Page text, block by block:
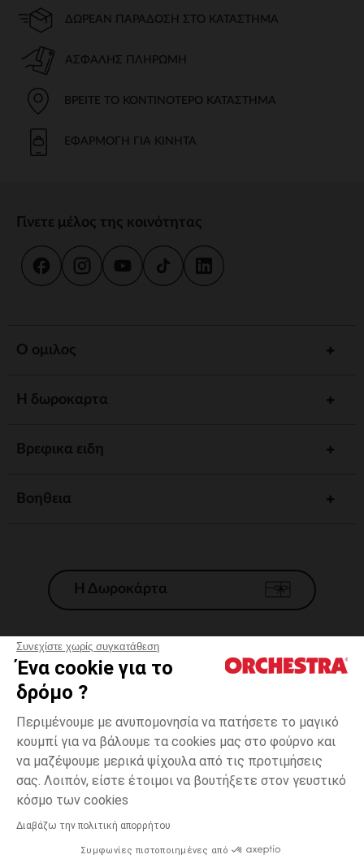
Συνεχίστε χωρίς συγκατάθεση
Ένα cookie για το
δρόμο ?
Περιμένουμε με ανυπομονησία να πατήσετε το μαγικό
κουμπί για να βάλουμε τα cookies μας στο φούρνο και
να μαζέψουμε μερικά ψίχουλα από τις προτιμήσεις
σας. Λοιπόν, είστε έτοιμοι να βουτήξετε στον γευστικό
κόσμο των cookies
Διαβάζω την πολιτική απορρήτου
Συμφωνίες πιστοποιημένες από
Πράσινο
3
Δυνατότητα πληρωμής με
ΔΩΡΕΆΝ ΠΑΡΆΔΟΣΗ ΣΤΟ ΚΑΤΆΣΤΗΜΑ
ΑΣΦΑΛΉΣ ΠΛΗΡΩΜΉ
ΒΡΕΊΤΕ ΤΟ ΚΟΝΤΙΝΌΤΕΡΟ ΚΑΤΆΣΤΗΜΑ
ΕΦΑΡΜΟΓΉ ΓΙΑ ΚΙΝΗΤΆ
Γίνετε μέλος της κοινότητας
Ο ομιλος
Η δωροκαρτα
Βρεφικα ειδη
Βοηθεια
Η Δωροκάρτα
Γενικοί 'Οροι Πώλησης
*Εμπορικες προσφορες
Προσωπικά δεδομένα
Διαχείρηση των cookies
Προσβασιμότητα: μη συμμορφούμενη
H Orchestra συμμετέχει στον κωδικά δεοντολογίας και στο σύστημα
μεσολάβησης της Γαλλικής Ομοσπονδίας Ηλεκτρονικού Εμπορίου.